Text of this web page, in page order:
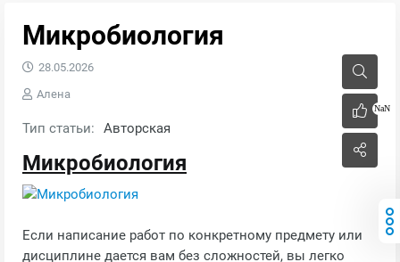
Микробиология
NaN
28.05.2026
Алена
Тип статьи: Авторская
Микробиология
Если написание работ по конкретному предмету или
дисциплине дается вам без сложностей, вы легко